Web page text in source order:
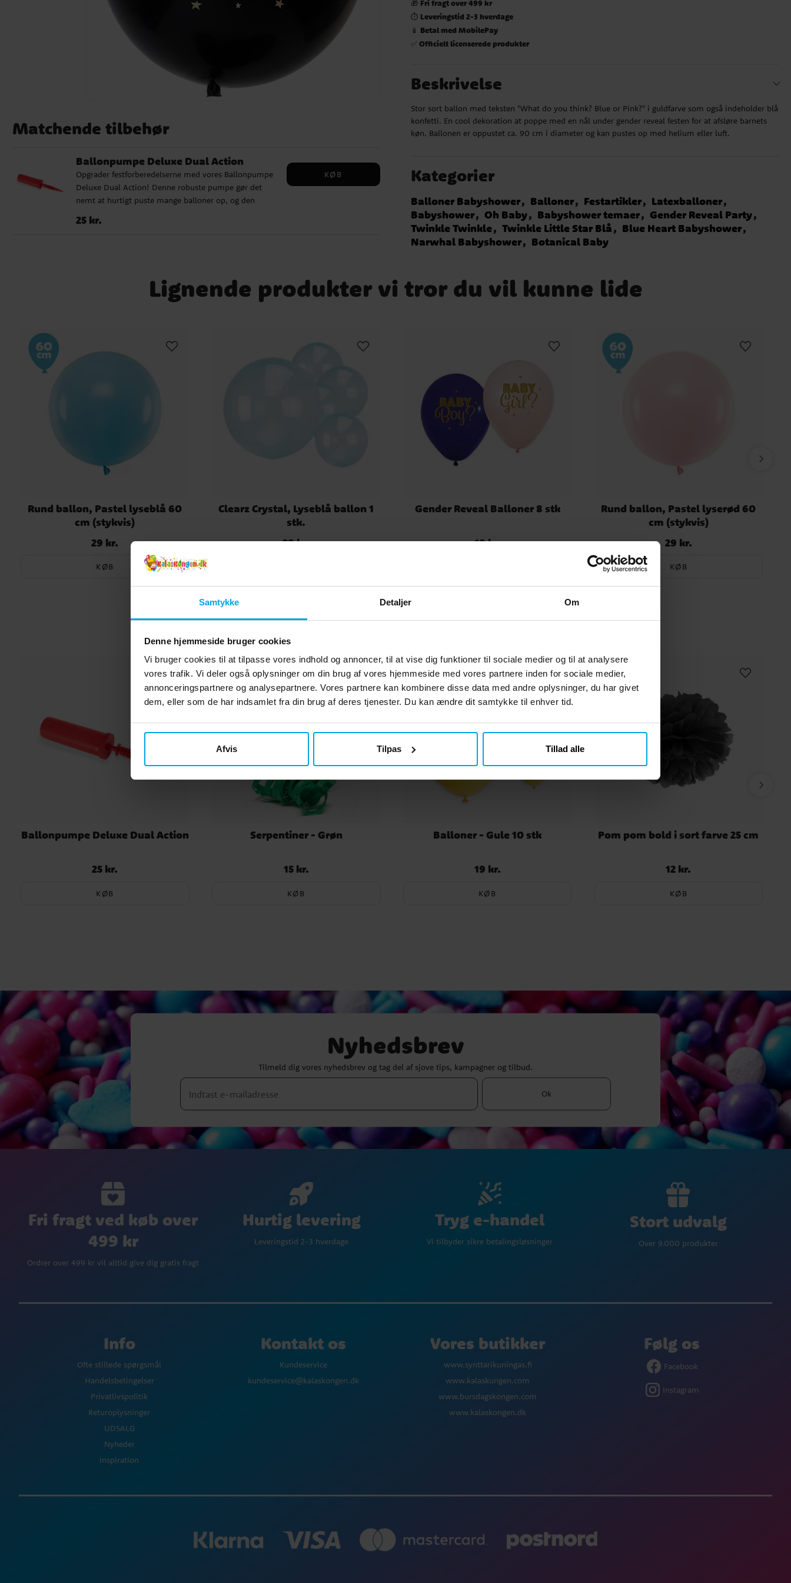
Samtykke Detaljer Om
Denne hjemmeside bruger cookies
Vi bruger cookies til at tilpasse vores indhold og annoncer, til at vise dig funktioner til sociale medier og til at analysere
vores trafik. Vi deler også oplysninger om din brug af vores hjemmeside med vores partnere inden for sociale medier,
annonceringspartnere og analysepartnere. Vores partnere kan kombinere disse data med andre oplysninger, du har givet
dem, eller som de har indsamlet fra din brug af deres tjenester. Du kan ændre dit samtykke til enhver tid.
Afvis Tilpas Tillad alle
Matchende tilbehør
Ballonpumpe Deluxe Dual Action
Opgrader festforberedelserne med vores Ballonpumpe
Deluxe Dual Action! Denne robuste pumpe gør det
nemt at hurtigt puste mange balloner op, og den
Uanset om det er børnefødselsdag, babyshower eller
Pris:25 kr.
25 kr.
KØB
🎁 Fri fragt over 499 kr
⏱️ Leveringstid 2-3 hverdage
📱 Betal med MobilePay
✅Officielt licenserede produkter
Beskrivelse
Stor sort ballon med teksten "What do you think? Blue or Pink?" i guldfarve som også indeholder blå
konfetti. En cool dekoration at poppe med en nål under gender reveal festen for at afsløre barnets
køn. Ballonen er oppustet ca. 90 cm i diameter og kan pustes op med helium eller luft.
Kategorier
Balloner Babyshower Balloner Festartikler
Latexballoner
Babyshower
Oh Baby Babyshower temaer
Gender Reveal Party
Twinkle Twinkle
Twinkle Little Star Blå
Blue Heart Babyshower
Narwhal Babyshower
Botanical Baby
Lignende produkter vi tror du vil kunne lide
Rund ballon, Pastel lyseblå 60
cm (stykvis)
Pris: 29 kr.
29 kr.
KØB
Clearz Crystal, Lyseblå ballon 1
stk.
Pris:29 kr.
29 kr.
Gender Reveal Balloner 8 stk
Pris:19 kr.
19 kr.
Rund ballon, Pastel lyserød 60
cm (stykvis)
Pris: 29 kr.
29 kr.
KØB
Andre købte også
Ballonpumpe Deluxe Dual Action
Pris: 25 kr.
25 kr.
KØB
Serpentiner - Grøn
Pris: 15 kr.
15 kr.
KØB
Balloner - Gule 10 stk
Pris: 19 kr.
19 kr.
KØB
Pom pom bold i sort farve 25 cm
Pris: 12 kr.
12 kr.
KØB
Nyhedsbrev
Tilmeld dig vores nyhedsbrev og tag del af sjove tips, kampagner og tilbud.
Ok
Fri fragt ved køb over
499 kr
Ordrer over 499 kr vil alltid give dig gratis fragt
Hurtig levering
Leveringstid 2-3 hverdage
Tryg e-handel
Vi tilbyder sikre betalingsløsninger
Stort udvalg
Over 9.000 produkter
Info
Ofte stillede spørgsmål
Handelsbetingelser
Privatlivspolitik
Returoplysninger
UDSALG
Nyheder
Inspiration
Kontakt os
Kundeservice
kundeservice@kalaskongen.dk
Vores butikker
www.synttarikuningas.fi
www.kalaskungen.com
www.bursdagskongen.com
www.kalaskongen.dk
Følg os
Facebook
Instagram